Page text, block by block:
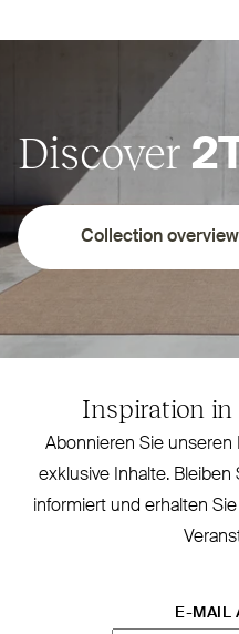
Discover
Collection overview
Inspiration
Abonnieren Sie
exklusive Inhalte.
informiert und erhalten
E-MAIL